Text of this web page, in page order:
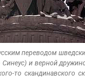
переводом
и верной
то скандинавского